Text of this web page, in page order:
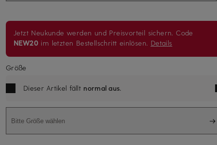
Jetzt Neukunde werden und Preisvorteil sichern. Code
NEW20 im letzten Bestellschritt einlösen. Details
Größe
Dieser Artikel fällt normal aus.
Bitte Größe wählen